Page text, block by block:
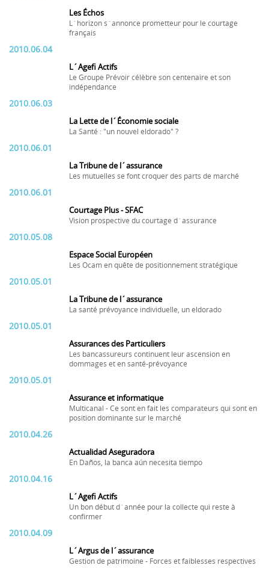
Les Échos
L´horizon s´annonce prometteur pour le courtage
français
2010.06.04
L´Agefi Actifs
Le Groupe Prévoir célèbre son centenaire et son
indépendance
2010.06.03
La Lette de l´Économie sociale
La Santé : "un nouvel eldorado" ?
2010.06.01
La Tribune de l´assurance
Les mutuelles se font croquer des parts de marché
2010.06.01
Courtage Plus - SFAC
Vision prospective du courtage d´assurance
2010.05.08
Espace Social Européen
Les Ocam en quête de positionnement stratégique
2010.05.01
La Tribune de l´assurance
La santé prévoyance individuelle, un eldorado
2010.05.01
Assurances des Particuliers
Les bancassureurs continuent leur ascension en
dommages et en santé-prévoyance
2010.05.01
Assurance et informatique
Multicanal - Ce sont en fait les comparateurs qui sont en
position dominante sur le marché
2010.04.26
Actualidad Aseguradora
En Daños, la banca aún necesita tiempo
2010.04.16
L´Agefi Actifs
Un bon début d´année pour la collecte qui reste à
confirmer
2010.04.09
L´Argus de l´assurance
Gestion de patrimoine - Forces et faiblesses respectives